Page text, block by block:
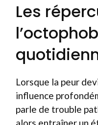
Les
Lorsque la peur
influence
parle de trouble